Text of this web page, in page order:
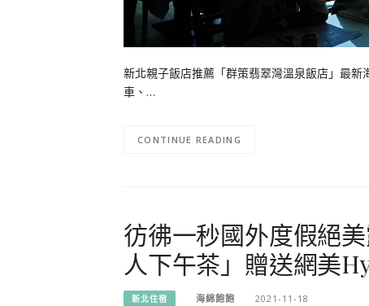
新北親子飯店推薦「群策翡翠灣溫泉飯店」最
車、…
CONTINUE READING
彷彿一秒國外度假絕
人下午茶」贈送網美
新北住宿 海綿飽飽 2021-11-18